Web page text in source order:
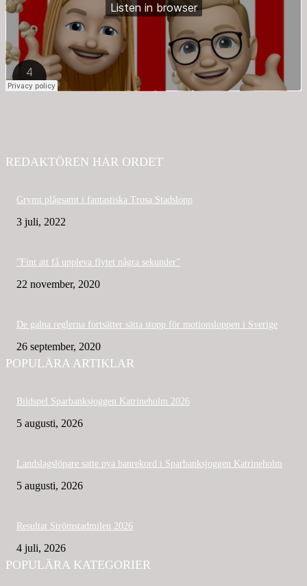
REDAKTÖREN HAR ORDET
Grymt plågsamt i fantastiska Trosa Stadslopp
3 juli, 2022
”Fint att få uppleva flytet några sekunder”
22 november, 2020
De galna reglerna fortsätter sätta stopp för motionsloppen i Sverige
26 september, 2020
POPULÄRA ARTIKLAR
Bildspel Sparbanksjoggen Katrineholm 2026
5 augusti, 2026
Landslagslöpare satte nya banrekord i Sparbanksjoggen Katrineholm
5 augusti, 2026
Resultat Strömstadmilen 2026
4 juli, 2026
POPULÄRA KATEGORIER